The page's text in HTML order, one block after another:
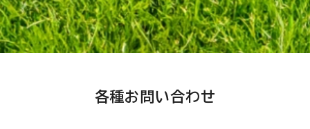
各種お問い合わせ